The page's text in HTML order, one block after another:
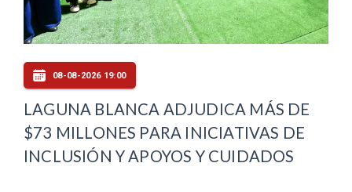
08-08-2026 19:00
LAGUNA BLANCA ADJUDICA MÁS DE
$73 MILLONES PARA INICIATIVAS DE
INCLUSIÓN Y APOYOS Y CUIDADOS